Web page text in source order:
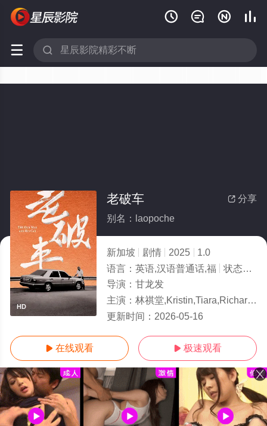
   
 
HD
 分享
老破车
别名：laopoche
新加坡 剧情 2025
1.0
语言： 英语,汉语普通话,福 状态：
导演： 甘龙发
主演： 林祺堂,Kristin,Tiara,Richard,Low
更新时间： 2026-05-16
 在线观看  极速观看